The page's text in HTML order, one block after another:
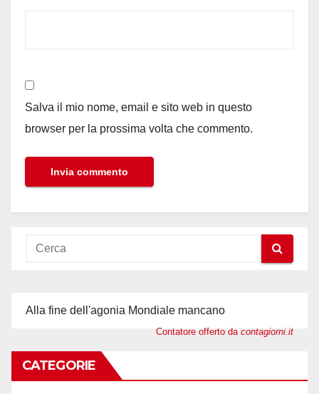
Salva il mio nome, email e sito web in questo
browser per la prossima volta che commento.
Alla fine dell'agonia Mondiale mancano
Contatore offerto da contagiorni.it
CATEGORIE